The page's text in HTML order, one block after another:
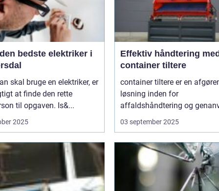
bedste elektriker i
skal bruge en elektriker, er
at finde den rette
til opgaven. Is&...
2025
Effektiv håndtering
container tiltere
container tiltere er en
løsning inden for
affaldshåndtering og
03 september 2025